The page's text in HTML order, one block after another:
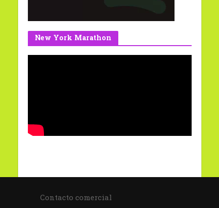
New York Marathon
Contacto comercial